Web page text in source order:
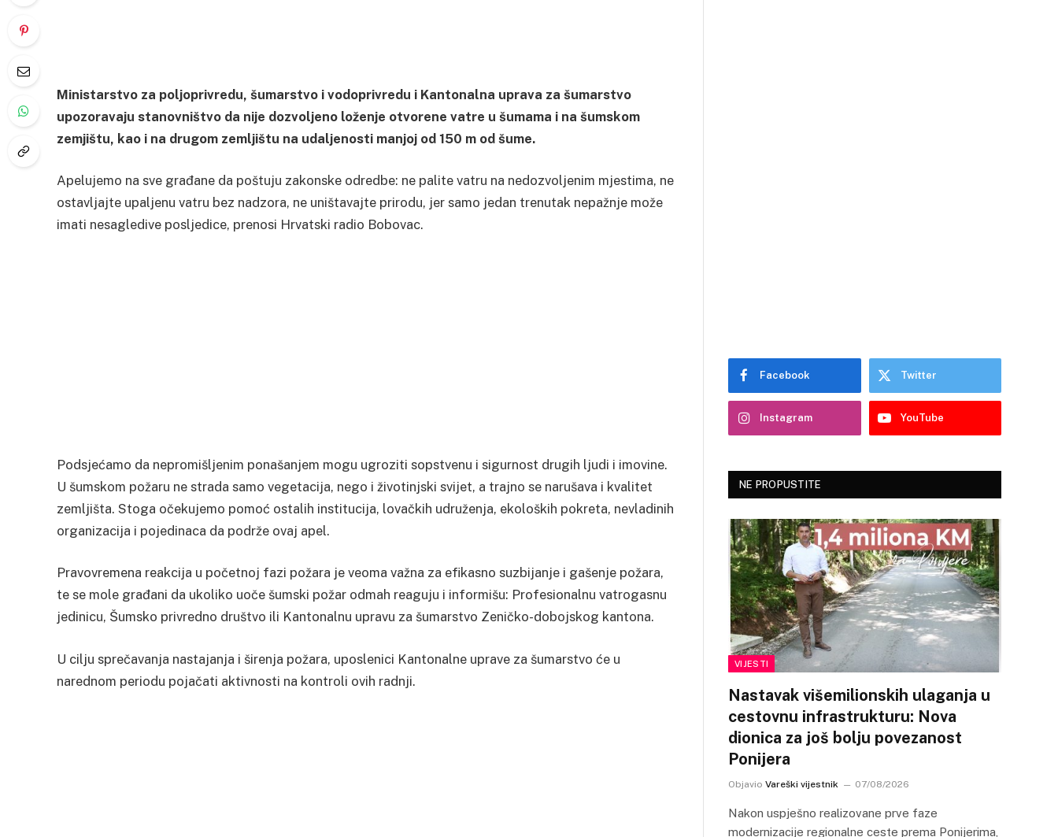
Ministarstvo za poljoprivredu, šumarstvo i vodoprivredu i Kantonalna uprava za šumarstvo
upozoravaju stanovništvo da nije dozvoljeno loženje otvorene vatre u šumama i na šumskom
zemjištu, kao i na drugom zemljištu na udaljenosti manjoj od 150 m od šume.
Apelujemo na sve građane da poštuju zakonske odredbe: ne palite vatru na nedozvoljenim mjestima, ne
ostavljajte upaljenu vatru bez nadzora, ne uništavajte prirodu, jer samo jedan trenutak nepažnje može
imati nesagledive posljedice, prenosi Hrvatski radio Bobovac.
Podsjećamo da nepromišljenim ponašanjem mogu ugroziti sopstvenu i sigurnost drugih ljudi i imovine.
U šumskom požaru ne strada samo vegetacija, nego i životinjski svijet, a trajno se narušava i kvalitet
zemljišta. Stoga očekujemo pomoć ostalih institucija, lovačkih udruženja, ekoloških pokreta, nevladinih
organizacija i pojedinaca da podrže ovaj apel.
Pravovremena reakcija u početnoj fazi požara je veoma važna za efikasno suzbijanje i gašenje požara,
te se mole građani da ukoliko uoče šumski požar odmah reaguju i informišu: Profesionalnu vatrogasnu
jedinicu, Šumsko privredno društvo ili Kantonalnu upravu za šumarstvo Zeničko-dobojskog kantona.
U cilju sprečavanja nastajanja i širenja požara, uposlenici Kantonalne uprave za šumarstvo će u
narednom periodu pojačati aktivnosti na kontroli ovih radnji.
Facebook Twitter
Instagram YouTube
NE PROPUSTITE
VIJESTI
Nastavak višemilionskih ulaganja u
cestovnu infrastrukturu: Nova
dionica za još bolju povezanost
Ponijera
Objavio Vareški vijestnik 07/08/2026
Nakon uspješno realizovane prve faze
modernizacije regionalne ceste prema Ponijerima,